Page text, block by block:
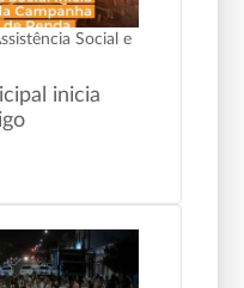
Social e
inicia